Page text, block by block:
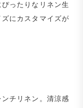
ったりなリネン生
にカスタマイズが
チリネン。清涼感